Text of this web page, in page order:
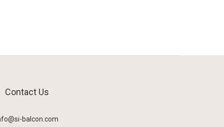
Contact Us
balcon.com